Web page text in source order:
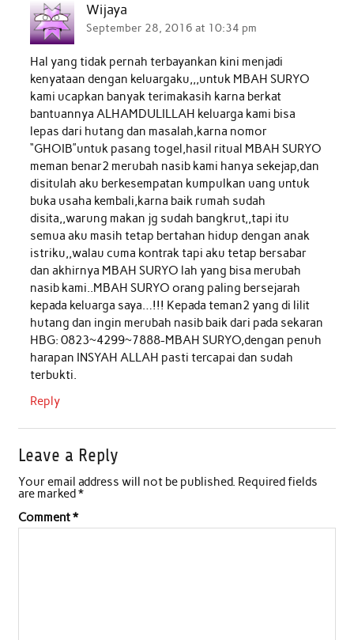
Wijaya
September 28, 2016 at 10:34 pm
Hal yang tidak pernah terbayankan kini menjadi
kenyataan dengan keluargaku,,,untuk MBAH SURYO
kami ucapkan banyak terimakasih karna berkat
bantuannya ALHAMDULILLAH keluarga kami bisa
lepas dari hutang dan masalah,karna nomor
“GHOIB”untuk pasang togel,hasil ritual MBAH SURYO
meman benar2 merubah nasib kami hanya sekejap,dan
disitulah aku berkesempatan kumpulkan uang untuk
buka usaha kembali,karna baik rumah sudah
disita,,warung makan jg sudah bangkrut,,tapi itu
semua aku masih tetap bertahan hidup dengan anak
istriku,,walau cuma kontrak tapi aku tetap bersabar
dan akhirnya MBAH SURYO lah yang bisa merubah
nasib kami..MBAH SURYO orang paling bersejarah
kepada keluarga saya…!!! Kepada teman2 yang di lilit
hutang dan ingin merubah nasib baik dari pada sekaran
HBG: 0823~4299~7888-MBAH SURYO,dengan penuh
harapan INSYAH ALLAH pasti tercapai dan sudah
terbukti.
Reply
Leave a Reply
Your email address will not be published. Required fields
are marked*
Comment*